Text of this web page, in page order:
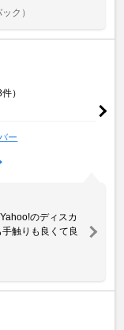
ク）
）
ー
のディスカ
触りも良くて良